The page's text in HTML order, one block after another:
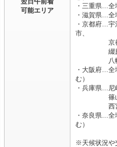
可能エリア
・三重県…全
・滋賀県…全
・京都府…宇
市、
京都市、
綴慶郡、
八幡
・大阪府…全
む）
・兵庫県…尼
篠山市、
西宮
・奈良県…全
む）
※天候状況や